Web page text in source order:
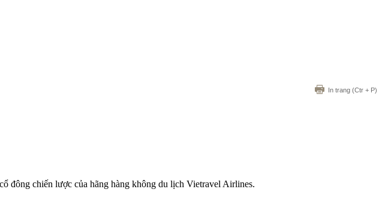
In trang (Ctr + P)
chiến lược của hãng hàng không du lịch Vietravel Airlines.